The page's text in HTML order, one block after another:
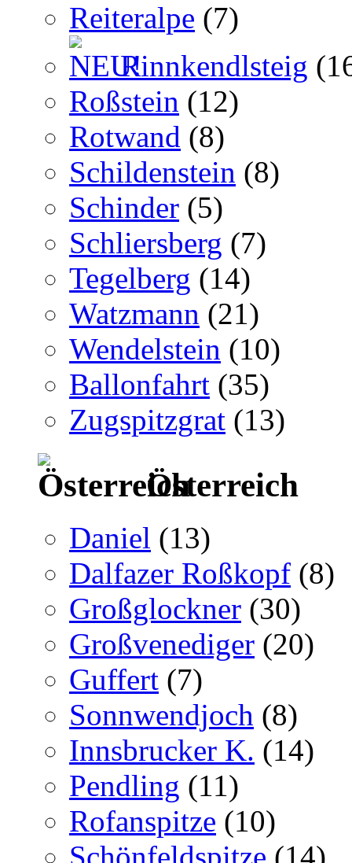
Reiteralpe (7)
Rinnkendlsteig
Roßstein (12)
Rotwand (8)
Schildenstein (8)
Schinder (5)
Schliersberg (7)
Tegelberg (14)
Watzmann (21)
Wendelstein (10)
Ballonfahrt (35)
Zugspitzgrat (13)
Österreich
Daniel (13)
Dalfazer Roßkopf (8)
Großglockner (30)
Großvenediger (20)
Guffert (7)
Sonnwendjoch (8)
Innsbrucker K. (14)
Pendling (11)
Rofanspitze (10)
Schönfeldspitze (14)